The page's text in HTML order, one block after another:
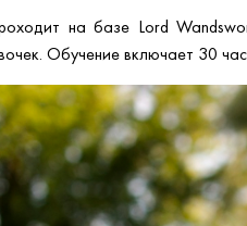
на базе Lord
Обучение включает 30